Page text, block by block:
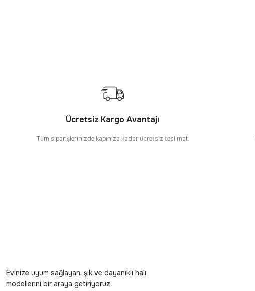
Ücretsiz Kargo Avantajı
Tüm siparişlerinizde kapınıza kadar ücretsiz teslimat.
Evinize uyum sağlayan, şık ve dayanıklı halı
modellerini bir araya getiriyoruz.